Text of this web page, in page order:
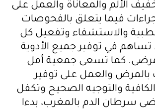
الألم والمعاناة والعمل على
فيما يتعلق بالفحوصات
والاستشفاء وتفعيل كل
تساهم في توفير جميع الأدوية
كما تسعى جمعية أمل
بالمرض والعمل على توفير
والتوجيه الصحيح وتكفل
سرطان الدم بالمغرب، بدءا